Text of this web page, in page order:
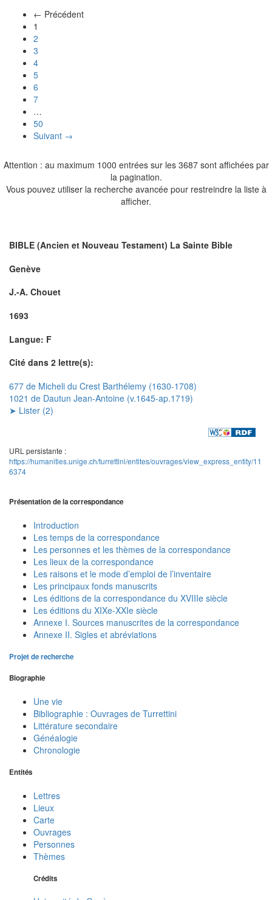
← Précédent
1
2
3
4
5
6
7
…
50
Suivant →
Attention : au maximum 1000 entrées sur les 3687 sont affichées par
la pagination.
Vous pouvez utiliser la recherche avancée pour restreindre la liste à
afficher.
BIBLE (Ancien et Nouveau Testament) La Sainte Bible
Genève
J.-A. Chouet
1693
Langue: F
Cité dans 2 lettre(s):
677 de Micheli du Crest Barthélemy (1630-1708)
1021 de Dautun Jean-Antoine (v.1645-ap.1719)
➤ Lister (2)
URL persistante :
https://humanities.unige.ch/turrettini/entites/ouvrages/view_express_entity/11
6374
Présentation de la correspondance
Introduction
Les temps de la correspondance
Les personnes et les thèmes de la correspondance
Les lieux de la correspondance
Les raisons et le mode d’emploi de l’inventaire
Les principaux fonds manuscrits
Les éditions de la correspondance du XVIIIe siècle
Les éditions du XIXe-XXIe siècle
Annexe I. Sources manuscrites de la correspondance
Annexe II. Sigles et abréviations
Projet de recherche
Biographie
Une vie
Bibliographie : Ouvrages de Turrettini
Littérature secondaire
Généalogie
Chronologie
Entités
Lettres
Lieux
Carte
Ouvrages
Personnes
Thèmes
Crédits